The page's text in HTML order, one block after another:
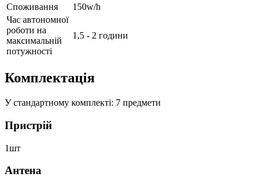
Споживання
150w/h
Час автономної
роботи на
максимальній
потужності
1,5 - 2 години
Комплектація
У стандартному комплекті: 7 предмети
Пристрій
1шт
Антена